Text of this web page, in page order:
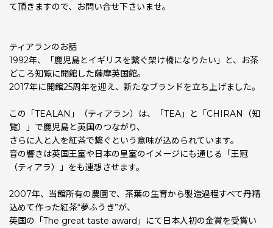
て頂きますので、お問い合せ下さいませ。
ティアランのお話
1992年、「鹿児島とイギリスを繋ぐ架け橋になりたい」と、お茶
どころ知覧に開館した薩摩英国館。
2017年に開館25周年を迎え、新たなブランドを立ち上げました。
この「TEALAN」（ティアラン）は、「TEA」と「CHIRAN（知
覧）」で鹿児島と英国のつながり、
さらに人と人を紅茶で繋ぐという意味が込められています。
音の響きは英国王室や日本の皇室のイメージにも通じる「王冠
（ティアラ）」をも連想させます。
2007年、当館所有の農園で、茶葉の生育から製造過程すべて丹精
込めて作った紅茶“夢ふうき”が、
英国の「The great taste award」にて日本人初の金賞を受賞い